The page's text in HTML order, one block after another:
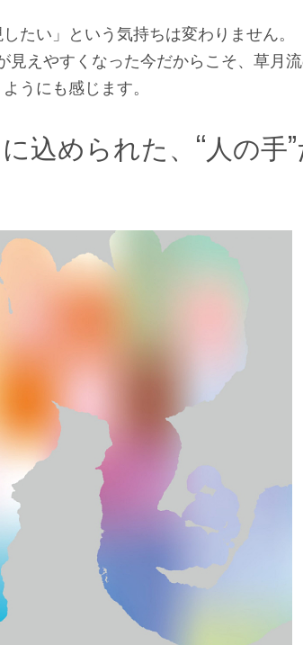
たい」という気持ちは変わりません。
見えやすくなった今だからこそ、草月
うにも感じます。
込められた、“人の手